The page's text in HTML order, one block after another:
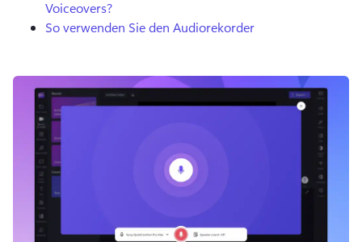
Voiceovers?
So verwenden Sie den Audiorekorder